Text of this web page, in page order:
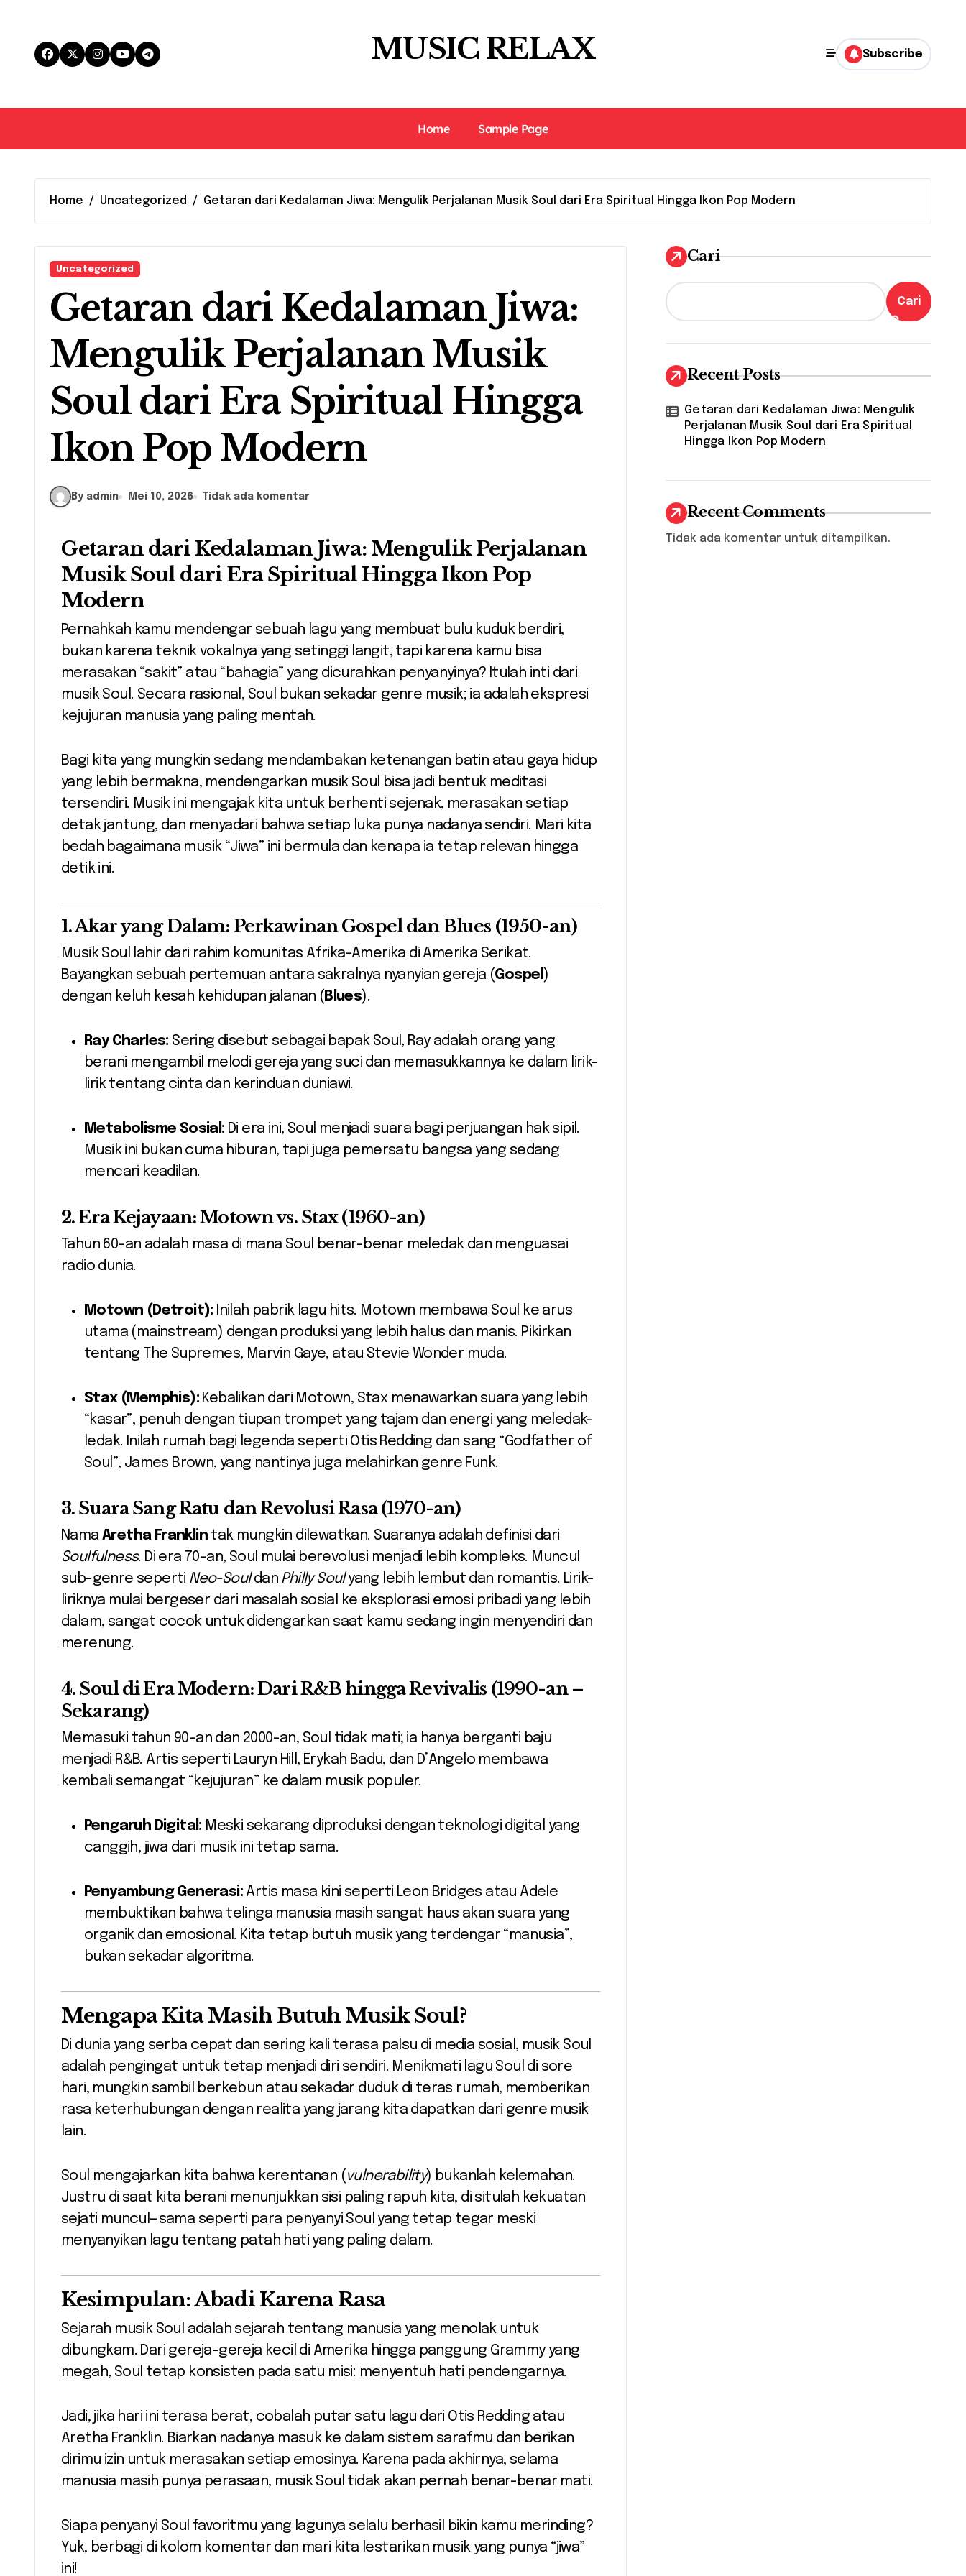
MUSIC RELAX Subscribe
Home Sample Page
Home Uncategorized Getaran dari Kedalaman Jiwa: Mengulik Perjalanan Musik Soul dari Era Spiritual Hingga Ikon Pop Modern
Uncategorized
Getaran dari Kedalaman Jiwa:
Mengulik Perjalanan Musik
Soul dari Era Spiritual Hingga
Ikon Pop Modern
By admin Mei 10, 2026 Tidak ada komentar
Getaran dari Kedalaman Jiwa: Mengulik Perjalanan
Musik Soul dari Era Spiritual Hingga Ikon Pop
Modern
Pernahkah kamu mendengar sebuah lagu yang membuat bulu kuduk berdiri,
bukan karena teknik vokalnya yang setinggi langit, tapi karena kamu bisa
merasakan “sakit” atau “bahagia” yang dicurahkan penyanyinya? Itulah inti dari
musik Soul. Secara rasional, Soul bukan sekadar genre musik; ia adalah ekspresi
kejujuran manusia yang paling mentah.
Bagi kita yang mungkin sedang mendambakan ketenangan batin atau gaya hidup
yang lebih bermakna, mendengarkan musik Soul bisa jadi bentuk meditasi
tersendiri. Musik ini mengajak kita untuk berhenti sejenak, merasakan setiap
detak jantung, dan menyadari bahwa setiap luka punya nadanya sendiri. Mari kita
bedah bagaimana musik “Jiwa” ini bermula dan kenapa ia tetap relevan hingga
detik ini.
1. Akar yang Dalam: Perkawinan Gospel dan Blues (1950-an)
Musik Soul lahir dari rahim komunitas Afrika-Amerika di Amerika Serikat.
Bayangkan sebuah pertemuan antara sakralnya nyanyian gereja (Gospel )
dengan keluh kesah kehidupan jalanan ( Blues).
Ray Charles: Sering disebut sebagai bapak Soul, Ray adalah orang yang
berani mengambil melodi gereja yang suci dan memasukkannya ke dalam lirik-
lirik tentang cinta dan kerinduan duniawi.
Metabolisme Sosial: Di era ini, Soul menjadi suara bagi perjuangan hak sipil.
Musik ini bukan cuma hiburan, tapi juga pemersatu bangsa yang sedang
mencari keadilan.
2. Era Kejayaan: Motown vs. Stax (1960-an)
Tahun 60-an adalah masa di mana Soul benar-benar meledak dan menguasai
radio dunia.
Motown (Detroit): Inilah pabrik lagu hits. Motown membawa Soul ke arus
utama (mainstream) dengan produksi yang lebih halus dan manis. Pikirkan
tentang The Supremes, Marvin Gaye, atau Stevie Wonder muda.
Stax (Memphis): Kebalikan dari Motown, Stax menawarkan suara yang lebih
“kasar”, penuh dengan tiupan trompet yang tajam dan energi yang meledak-
ledak. Inilah rumah bagi legenda seperti Otis Redding dan sang “Godfather of
Soul”, James Brown, yang nantinya juga melahirkan genre Funk.
3. Suara Sang Ratu dan Revolusi Rasa (1970-an)
Nama Aretha Franklin tak mungkin dilewatkan. Suaranya adalah definisi dari
Soulfulness. Di era 70-an, Soul mulai berevolusi menjadi lebih kompleks. Muncul
sub-genre seperti Neo-Souldan Philly Soulyang lebih lembut dan romantis. Lirik-
liriknya mulai bergeser dari masalah sosial ke eksplorasi emosi pribadi yang lebih
dalam, sangat cocok untuk didengarkan saat kamu sedang ingin menyendiri dan
merenung.
4. Soul di Era Modern: Dari R&B hingga Revivalis (1990-an –
Sekarang)
Memasuki tahun 90-an dan 2000-an, Soul tidak mati; ia hanya berganti baju
menjadi R&B. Artis seperti Lauryn Hill, Erykah Badu, dan D’Angelo membawa
kembali semangat “kejujuran” ke dalam musik populer.
Pengaruh Digital: Meski sekarang diproduksi dengan teknologi digital yang
canggih, jiwa dari musik ini tetap sama.
Penyambung Generasi: Artis masa kini seperti Leon Bridges atau Adele
membuktikan bahwa telinga manusia masih sangat haus akan suara yang
organik dan emosional. Kita tetap butuh musik yang terdengar “manusia”,
bukan sekadar algoritma.
Mengapa Kita Masih Butuh Musik Soul?
Di dunia yang serba cepat dan sering kali terasa palsu di media sosial, musik Soul
adalah pengingat untuk tetap menjadi diri sendiri. Menikmati lagu Soul di sore
hari, mungkin sambil berkebun atau sekadar duduk di teras rumah, memberikan
rasa keterhubungan dengan realita yang jarang kita dapatkan dari genre musik
lain.
Soul mengajarkan kita bahwa kerentanan ( vulnerability) bukanlah kelemahan.
Justru di saat kita berani menunjukkan sisi paling rapuh kita, di situlah kekuatan
sejati muncul—sama seperti para penyanyi Soul yang tetap tegar meski
menyanyikan lagu tentang patah hati yang paling dalam.
Kesimpulan: Abadi Karena Rasa
Sejarah musik Soul adalah sejarah tentang manusia yang menolak untuk
dibungkam. Dari gereja-gereja kecil di Amerika hingga panggung Grammy yang
megah, Soul tetap konsisten pada satu misi: menyentuh hati pendengarnya.
Jadi, jika hari ini terasa berat, cobalah putar satu lagu dari Otis Redding atau
Aretha Franklin. Biarkan nadanya masuk ke dalam sistem sarafmu dan berikan
dirimu izin untuk merasakan setiap emosinya. Karena pada akhirnya, selama
manusia masih punya perasaan, musik Soul tidak akan pernah benar-benar mati.
Siapa penyanyi Soul favoritmu yang lagunya selalu berhasil bikin kamu merinding?
Yuk, berbagi di kolom komentar dan mari kita lestarikan musik yang punya “jiwa”
ini!
Cari
Cari
Recent Posts
Getaran dari Kedalaman Jiwa: Mengulik
Perjalanan Musik Soul dari Era Spiritual
Hingga Ikon Pop Modern
Recent Comments
Tidak ada komentar untuk ditampilkan.